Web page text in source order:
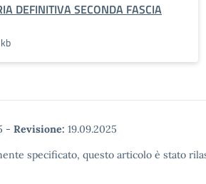
DEFINITIVA SECONDA FASCIA
- Revisione: 19.09.2025
specificato, questo articolo è stato